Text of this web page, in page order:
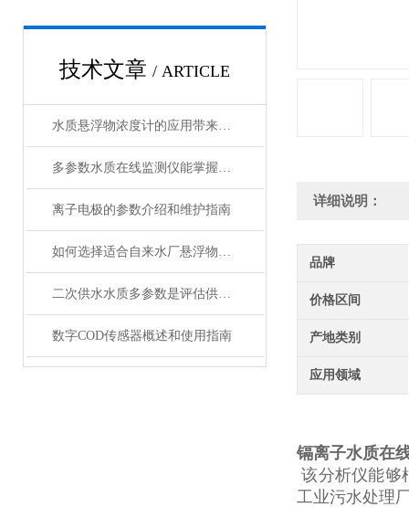
技术文章 / ARTICLE
水质悬浮物浓度计的应用带来了诸多好处
多参数水质在线监测仪能掌握水质的实时动态
离子电极的参数介绍和维护指南
如何选择适合自来水厂悬浮物在线监测仪？
二次供水水质多参数是评估供水安全的关键指标
数字COD传感器概述和使用指南
详细说明：
品牌
价格区间
产地类别
应用领域
镉离子水质在
该分析仪能够
工业污水处理